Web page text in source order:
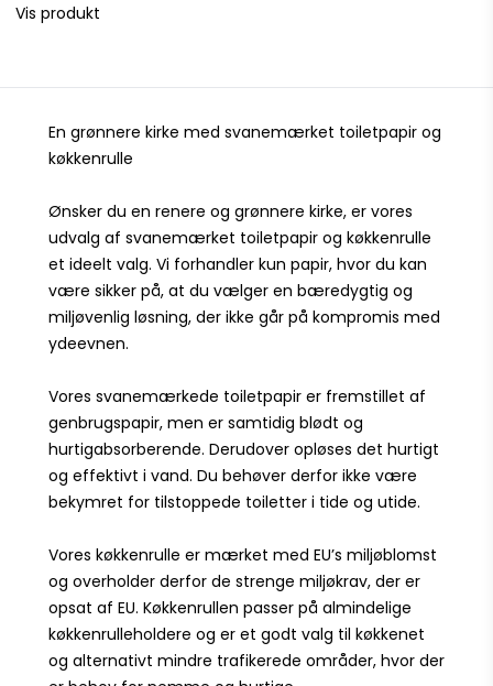
Vis produkt
En grønnere kirke med svanemærket toiletpapir og
køkkenrulle
Ønsker du en renere og grønnere kirke, er vores
udvalg af svanemærket toiletpapir og køkkenrulle
et ideelt valg. Vi forhandler kun papir, hvor du kan
være sikker på, at du vælger en bæredygtig og
miljøvenlig løsning, der ikke går på kompromis med
ydeevnen.
Vores svanemærkede toiletpapir er fremstillet af
genbrugspapir, men er samtidig blødt og
hurtigabsorberende. Derudover opløses det hurtigt
og effektivt i vand. Du behøver derfor ikke være
bekymret for tilstoppede toiletter i tide og utide.
Vores køkkenrulle er mærket med EU’s miljøblomst
og overholder derfor de strenge miljøkrav, der er
opsat af EU. Køkkenrullen passer på almindelige
køkkenrulleholdere og er et godt valg til køkkenet
og alternativt mindre trafikerede områder, hvor der